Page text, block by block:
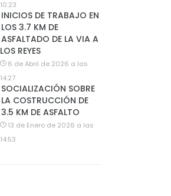
10:23
INICIOS DE TRABAJO EN
LOS 3.7 KM DE
ASFALTADO DE LA VIA A
LOS REYES
6 de Abril de 2026 a las
14:27
SOCIALIZACIÓN SOBRE
LA COSTRUCCIÓN DE
3.5 KM DE ASFALTO
13 de Enero de 2026 a las
14:53